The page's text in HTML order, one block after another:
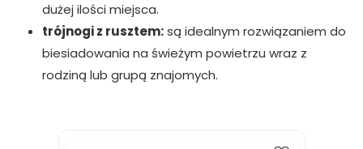
dużej ilości miejsca.
trójnogi z rusztem:są idealnym rozwiązaniem do
biesiadowania na świeżym powietrzu wraz z
rodziną lub grupą znajomych.